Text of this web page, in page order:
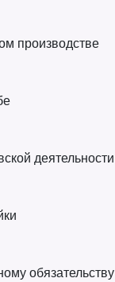
производстве
деятельности
обязательству